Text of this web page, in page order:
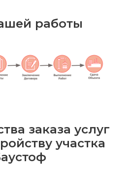
работы
заказа услуг
участка